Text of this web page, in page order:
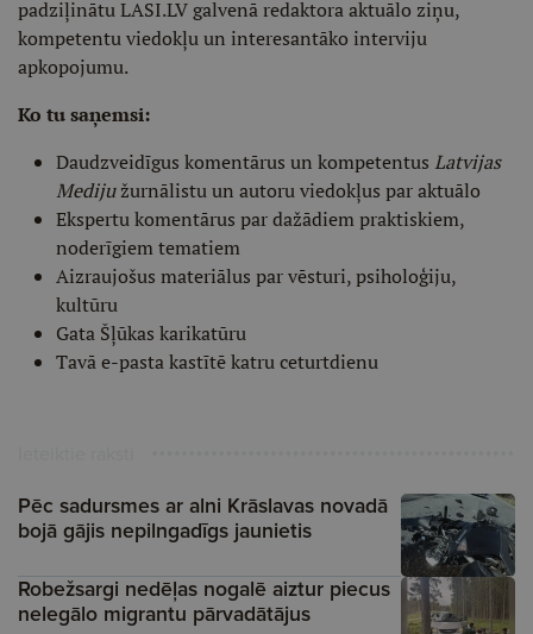
padziļinātu LASI.LV galvenā redaktora aktuālo ziņu,
kompetentu viedokļu un interesantāko interviju
apkopojumu.
Ko tu saņemsi:
Daudzveidīgus komentārus un kompetentus Latvijas
Medijužurnālistu un autoru viedokļus par aktuālo
Ekspertu komentārus par dažādiem praktiskiem,
noderīgiem tematiem
Aizraujošus materiālus par vēsturi, psiholoģiju,
kultūru
Gata Šļūkas karikatūru
Tavā e-pasta kastītē katru ceturtdienu
Pēc sadursmes ar alni Krāslavas novadā
bojā gājis nepilngadīgs jaunietis
Robežsargi nedēļas nogalē aiztur piecus
nelegālo migrantu pārvadātājus